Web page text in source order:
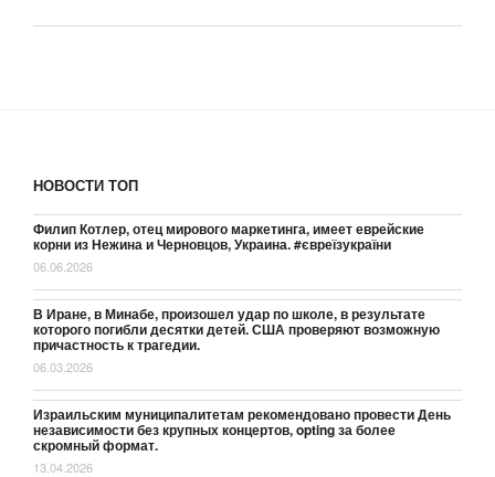
НОВОСТИ ТОП
Филип Котлер, отец мирового маркетинга, имеет еврейские
корни из Нежина и Черновцов, Украина. #євреїзукраїни
06.06.2026
В Иране, в Минабе, произошел удар по школе, в результате
которого погибли десятки детей. США проверяют возможную
причастность к трагедии.
06.03.2026
Израильским муниципалитетам рекомендовано провести День
независимости без крупных концертов, opting за более
скромный формат.
13.04.2026